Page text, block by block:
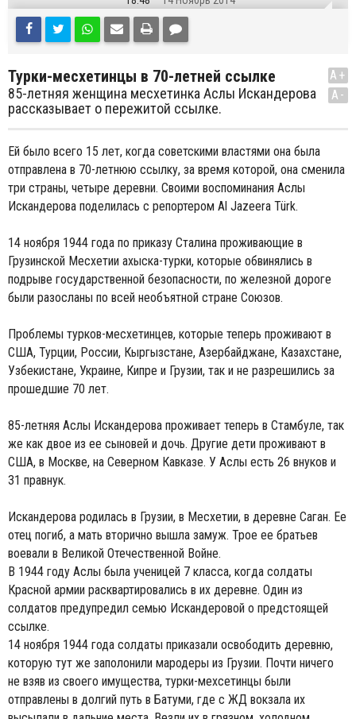
Турки-месхетинцы в 70-летней ссылке
85-летняя женщина месхетинка Аслы Искандерова
рассказывает о пережитой ссылке.
A+
A-
Ей было всего 15 лет, когда советскими властями она была
отправлена в 70-летнюю ссылку, за время которой, она сменила
три страны, четыре деревни. Своими воспоминания Аслы
Искандерова поделилась с репортером Al Jazeera Türk.
14 ноября 1944 года по приказу Сталина проживающие в
Грузинской Месхетии ахыска-турки, которые обвинялись в
подрыве государственной безопасности, по железной дороге
были разосланы по всей необъятной стране Союзов.
Проблемы турков-месхетинцев, которые теперь проживают в
США, Турции, России, Кыргызстане, Азербайджане, Казахстане,
Узбекистане, Украине, Кипре и Грузии, так и не разрешились за
прошедшие 70 лет.
85-летняя Аслы Искандерова проживает теперь в Стамбуле, так
же как двое из ее сыновей и дочь. Другие дети проживают в
США, в Москве, на Северном Кавказе. У Аслы есть 26 внуков и
31 правнук.
Искандерова родилась в Грузии, в Месхетии, в деревне Саган. Ее
отец погиб, а мать вторично вышла замуж. Трое ее братьев
воевали в Великой Отечественной Войне.
В 1944 году Аслы была ученицей 7 класса, когда солдаты
Красной армии расквартировались в их деревне. Один из
солдатов предупредил семью Искандеровой о предстоящей
ссылке.
14 ноября 1944 года солдаты приказали освободить деревню,
которую тут же заполонили мародеры из Грузии. Почти ничего
не взяв из своего имущества, турки-мехсетинцы были
отправлены в долгий путь в Батуми, где с ЖД вокзала их